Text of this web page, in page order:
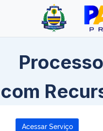
com
Acessar Serviço